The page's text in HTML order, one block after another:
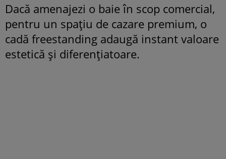
Dacă amenajezi o baie în scop comercial,
pentru un spațiu de cazare premium, o
cadă freestanding adaugă instant valoare
estetică și diferențiatoare.